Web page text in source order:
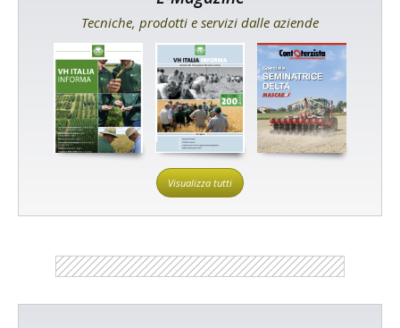
Tecniche, prodotti e servizi dalle aziende
Visualizza tutti